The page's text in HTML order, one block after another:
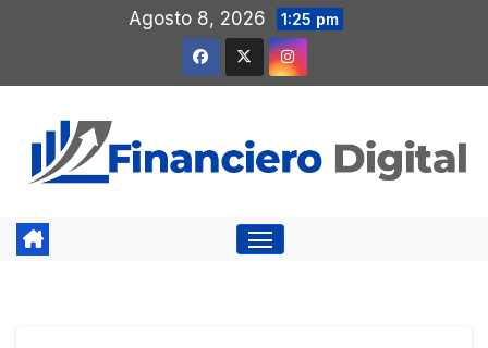
contenido
Agosto 8, 2026 1:25 pm